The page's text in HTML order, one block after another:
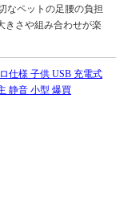
なペットの足腰の負担
きさや組み合わせが楽
仕様 子供 USB 充電式
静音 小型 爆買